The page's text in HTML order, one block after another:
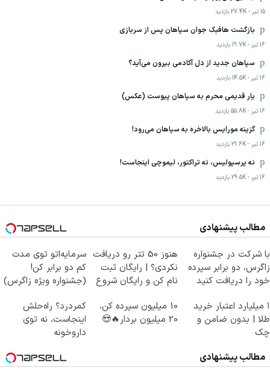
15 تیر -
27.4K بازدید
بازگشت هافبک جوان سپاهان پس از سربازی
16 تیر -
19.7K بازدید
سپاهان جدید از دل آکادمی بیرون می‌آید؟
16 تیر -
14.5K بازدید
یار قدیمی محرم به سپاهان پیوست (عکس)
16 تیر -
55.8K بازدید
گزینه مورایس بالاخره به سپاهان می‌رود!
16 تیر -
31.6K بازدید
نه پرسپولیس، نه تراکتور، لیموچی اینجاست!
16 تیر -
29.5K بازدید
مطالب پیشنهادی
با شرکت در جشنواره
زاگرس، دو برابر سپرده
خود را دریافت کنید
هنوز 50 تتر رو دریافت
نکردی؟ | رایگان ثبت
نام کن و رایگان شروع
سرمایه‌اتو توی مدت
کم دو برابر کن!
(جشنواره ویژه زاگرس)
۱ میلیارد اعتبار خرید
طلا | بدون ضامن و
چک
10 میلیون سپرده کن،
20 میلیون بردار🔥😍
کمردرد؟ راه‌حلش
اینجاست، نه توی
داروخونه
مطالب پیشنهادی